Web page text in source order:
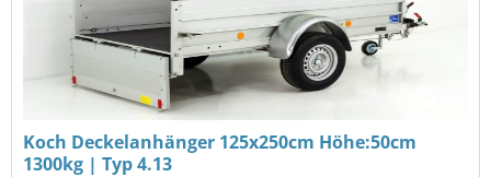
Koch Deckelanhänger 125x250cm Höhe:50cm
1300kg | Typ 4.13